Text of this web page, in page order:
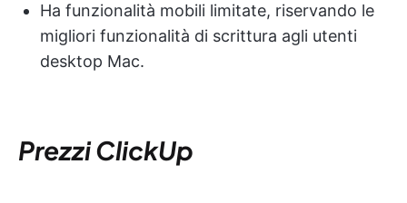
Ha funzionalità mobili limitate, riservando le
migliori funzionalità di scrittura agli utenti
desktop Mac.
Prezzi ClickUp